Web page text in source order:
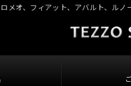
メオ、フィアット、アバルト、ル